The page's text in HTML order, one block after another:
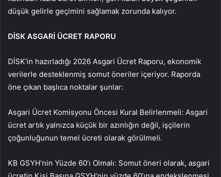
düşük gelirle geçimini sağlamak zorunda kalıyor.
DİSK ASGARİ ÜCRET RAPORU
DİSK’in hazırladığı 2026 Asgari Ücret Raporu, ekonomik
verilerle desteklenmiş somut öneriler içeriyor. Raporda
öne çıkan başlıca noktalar şunlar:
Asgari Ücret Komisyonu Öncesi Kural Belirlenmeli: Asgari
ücret artık yalnızca küçük bir azınlığın değil, işçilerin
çoğunluğunun temel ücreti olarak görülmeli.
KB GSYH’nin Yüzde 60’ı Olmalı: Somut öneri olarak, asgari